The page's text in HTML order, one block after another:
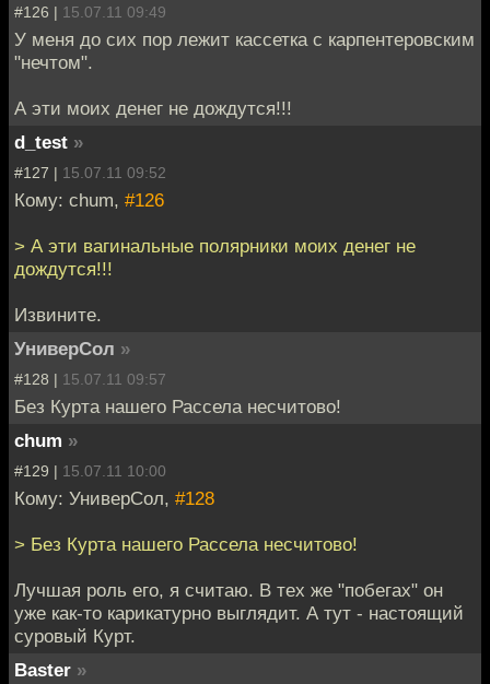
#126 | 15.07.11 09:49
У меня до сих пор лежит кассетка с карпентеровским
"нечтом".
А эти моих денег не дождутся!!!
d_test »
#127 | 15.07.11 09:52
Кому: chum, #126
> А эти вагинальные полярники моих денег не
дождутся!!!
Извините.
УниверСол »
#128 | 15.07.11 09:57
Без Курта нашего Рассела несчитово!
chum »
#129 | 15.07.11 10:00
Кому: УниверСол, #128
> Без Курта нашего Рассела несчитово!
Лучшая роль его, я считаю. В тех же "побегах" он
уже как-то карикатурно выглядит. А тут - настоящий
суровый Курт.
Baster »